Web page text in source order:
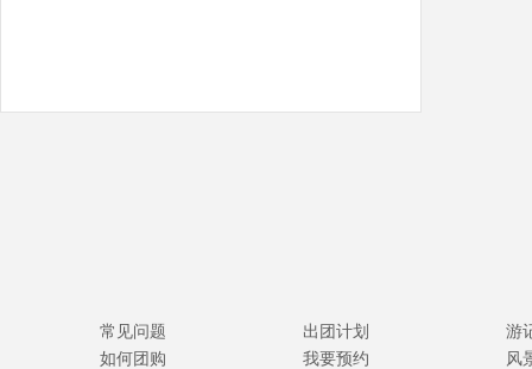
常见问题
如何团购
出团计划
我要预约
游
风